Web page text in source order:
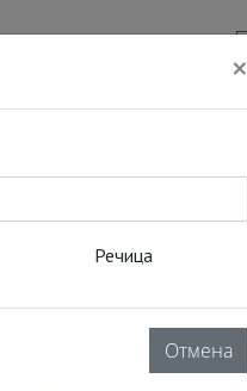
×
Речица
Отмена